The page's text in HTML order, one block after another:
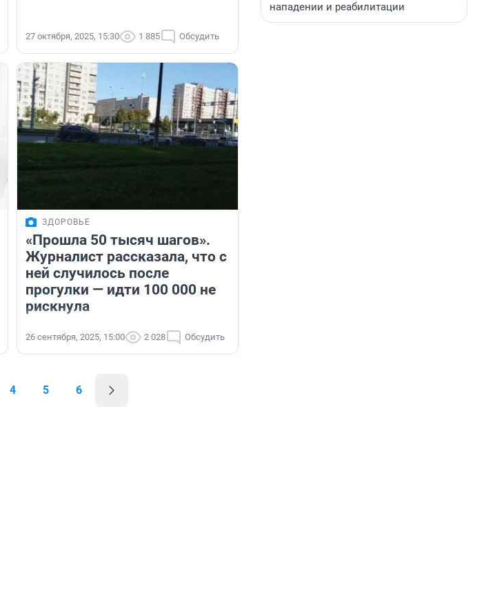
27 октября, 2025, 15:30 1 885 Обсудить
ЗДОРОВЬЕ
«Прошла 50 тысяч шагов».
Журналист рассказала, что с
ней случилось после
прогулки — идти 100 000 не
рискнула
26 сентября, 2025, 15:00 2 028 Обсудить
4 5 6
нападении и реабилитации